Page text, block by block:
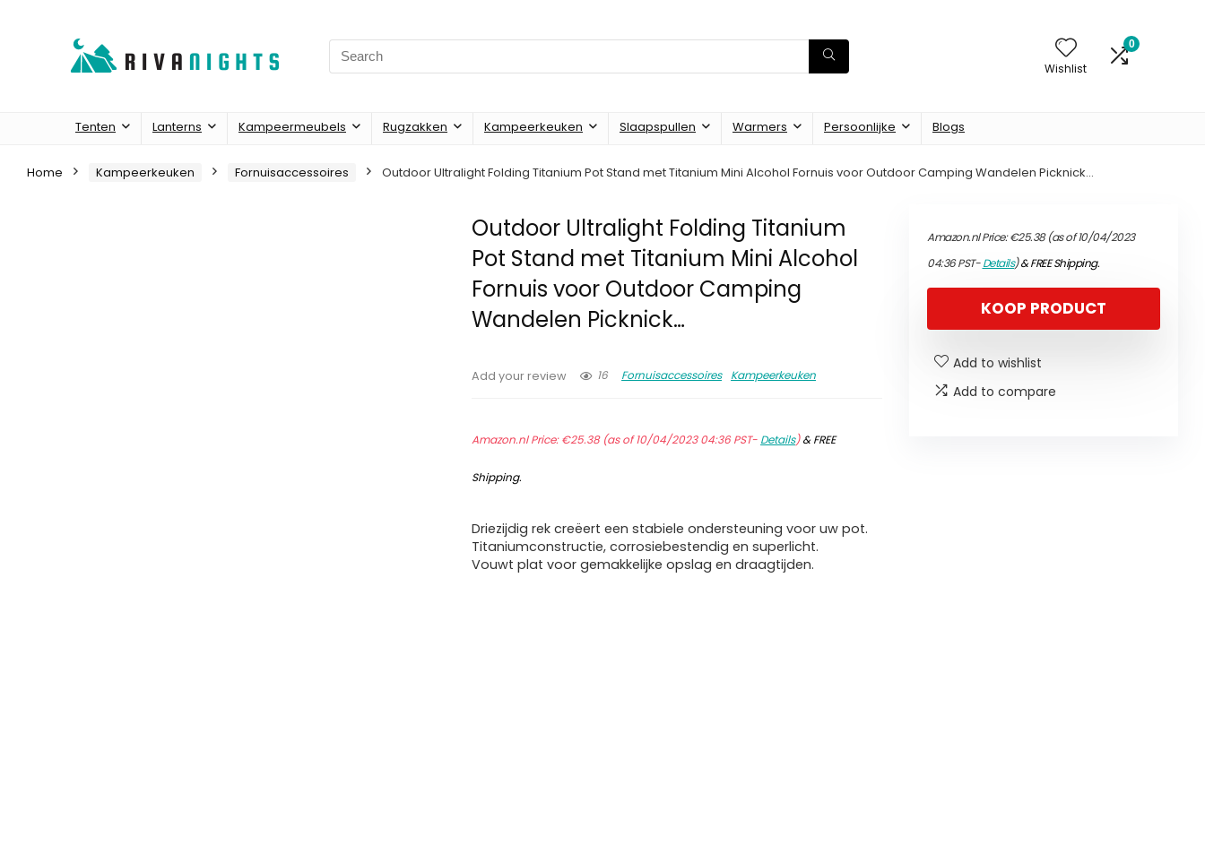
Search
for:
Wishlist
0
Tenten Lanterns Kampeermeubels Rugzakken Kampeerkeuken Slaapspullen Warmers Persoonlijke Blogs
Home Kampeerkeuken Fornuisaccessoires Outdoor Ultralight Folding Titanium Pot Stand met Titanium Mini Alcohol Fornuis voor Outdoor Camping Wandelen Picknick…
Outdoor Ultralight Folding Titanium
Pot Stand met Titanium Mini Alcohol
Fornuis voor Outdoor Camping
Wandelen Picknick…
Add your review 16 Fornuisaccessoires Kampeerkeuken
Amazon.nl Price:€25.38(as of 10/04/2023 04:36 PST- Details)&FREE
Shipping.
Driezijdig rek creëert een stabiele ondersteuning voor uw pot.
Titaniumconstructie, corrosiebestendig en superlicht.
Vouwt plat voor gemakkelijke opslag en draagtijden.
Amazon.nl Price:€25.38(as of 10/04/2023
04:36 PST-Details)&FREE Shipping.
KOOP PRODUCT
Add to wishlist
Add to compare